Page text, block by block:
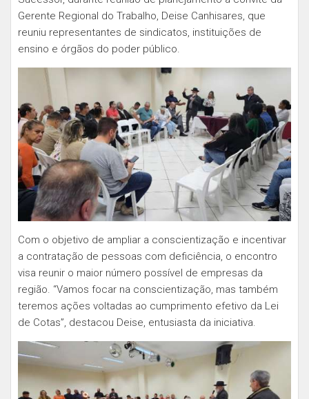
Gerente Regional do Trabalho, Deise Canhisares, que
reuniu representantes de sindicatos, instituições de
ensino e órgãos do poder público.
Com o objetivo de ampliar a conscientização e incentivar
a contratação de pessoas com deficiência, o encontro
visa reunir o maior número possível de empresas da
região. “Vamos focar na conscientização, mas também
teremos ações voltadas ao cumprimento efetivo da Lei
de Cotas”, destacou Deise, entusiasta da iniciativa.